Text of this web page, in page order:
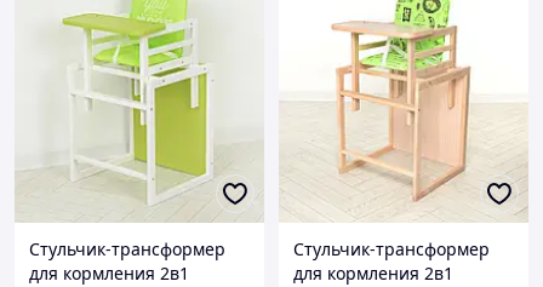
Стульчик-трансформер
для кормления 2в1
Стульчик-трансформер
для кормления 2в1